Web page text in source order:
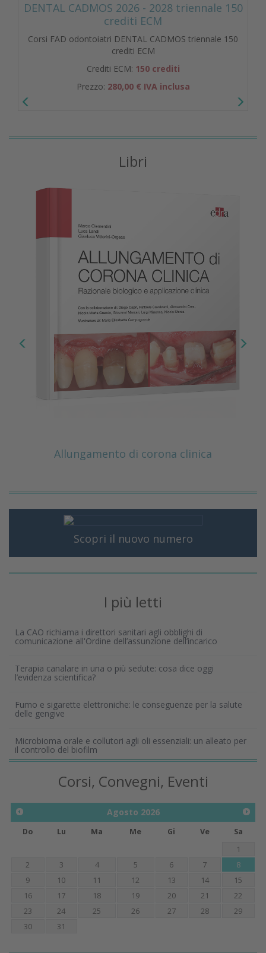
DENTAL CADMOS 2026 - 2028 triennale 150
crediti ECM
Corsi FAD odontoiatri DENTAL CADMOS triennale 150
crediti ECM
Crediti ECM: 150 crediti
Prezzo: 280,00 € IVA inclusa
Libri
Allungamento di corona clinica
Scopri il nuovo numero
I più letti
La CAO richiama i direttori sanitari agli obblighi di
comunicazione all'Ordine dell’assunzione dell’incarico
Terapia canalare in una o più sedute: cosa dice oggi
l’evidenza scientifica?
Fumo e sigarette elettroniche: le conseguenze per la salute
delle gengive
Microbioma orale e collutori agli oli essenziali: un alleato per
il controllo del biofilm
Corsi, Convegni, Eventi
Agosto 2026
Do Lu Ma Me Gi Ve
Sa
1
2
3 4 5 6 7
8
9
10 11 12 13 14
15
16
17 18 19 20 21
22
23
24 25 26 27 28
29
30
31